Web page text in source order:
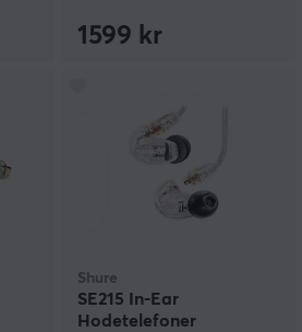
1599 kr
Shure
SE215 In-Ear
Hodetelefoner